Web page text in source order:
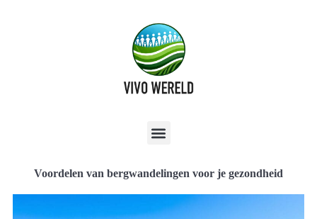
Voordelen van bergwandelingen voor je gezondheid